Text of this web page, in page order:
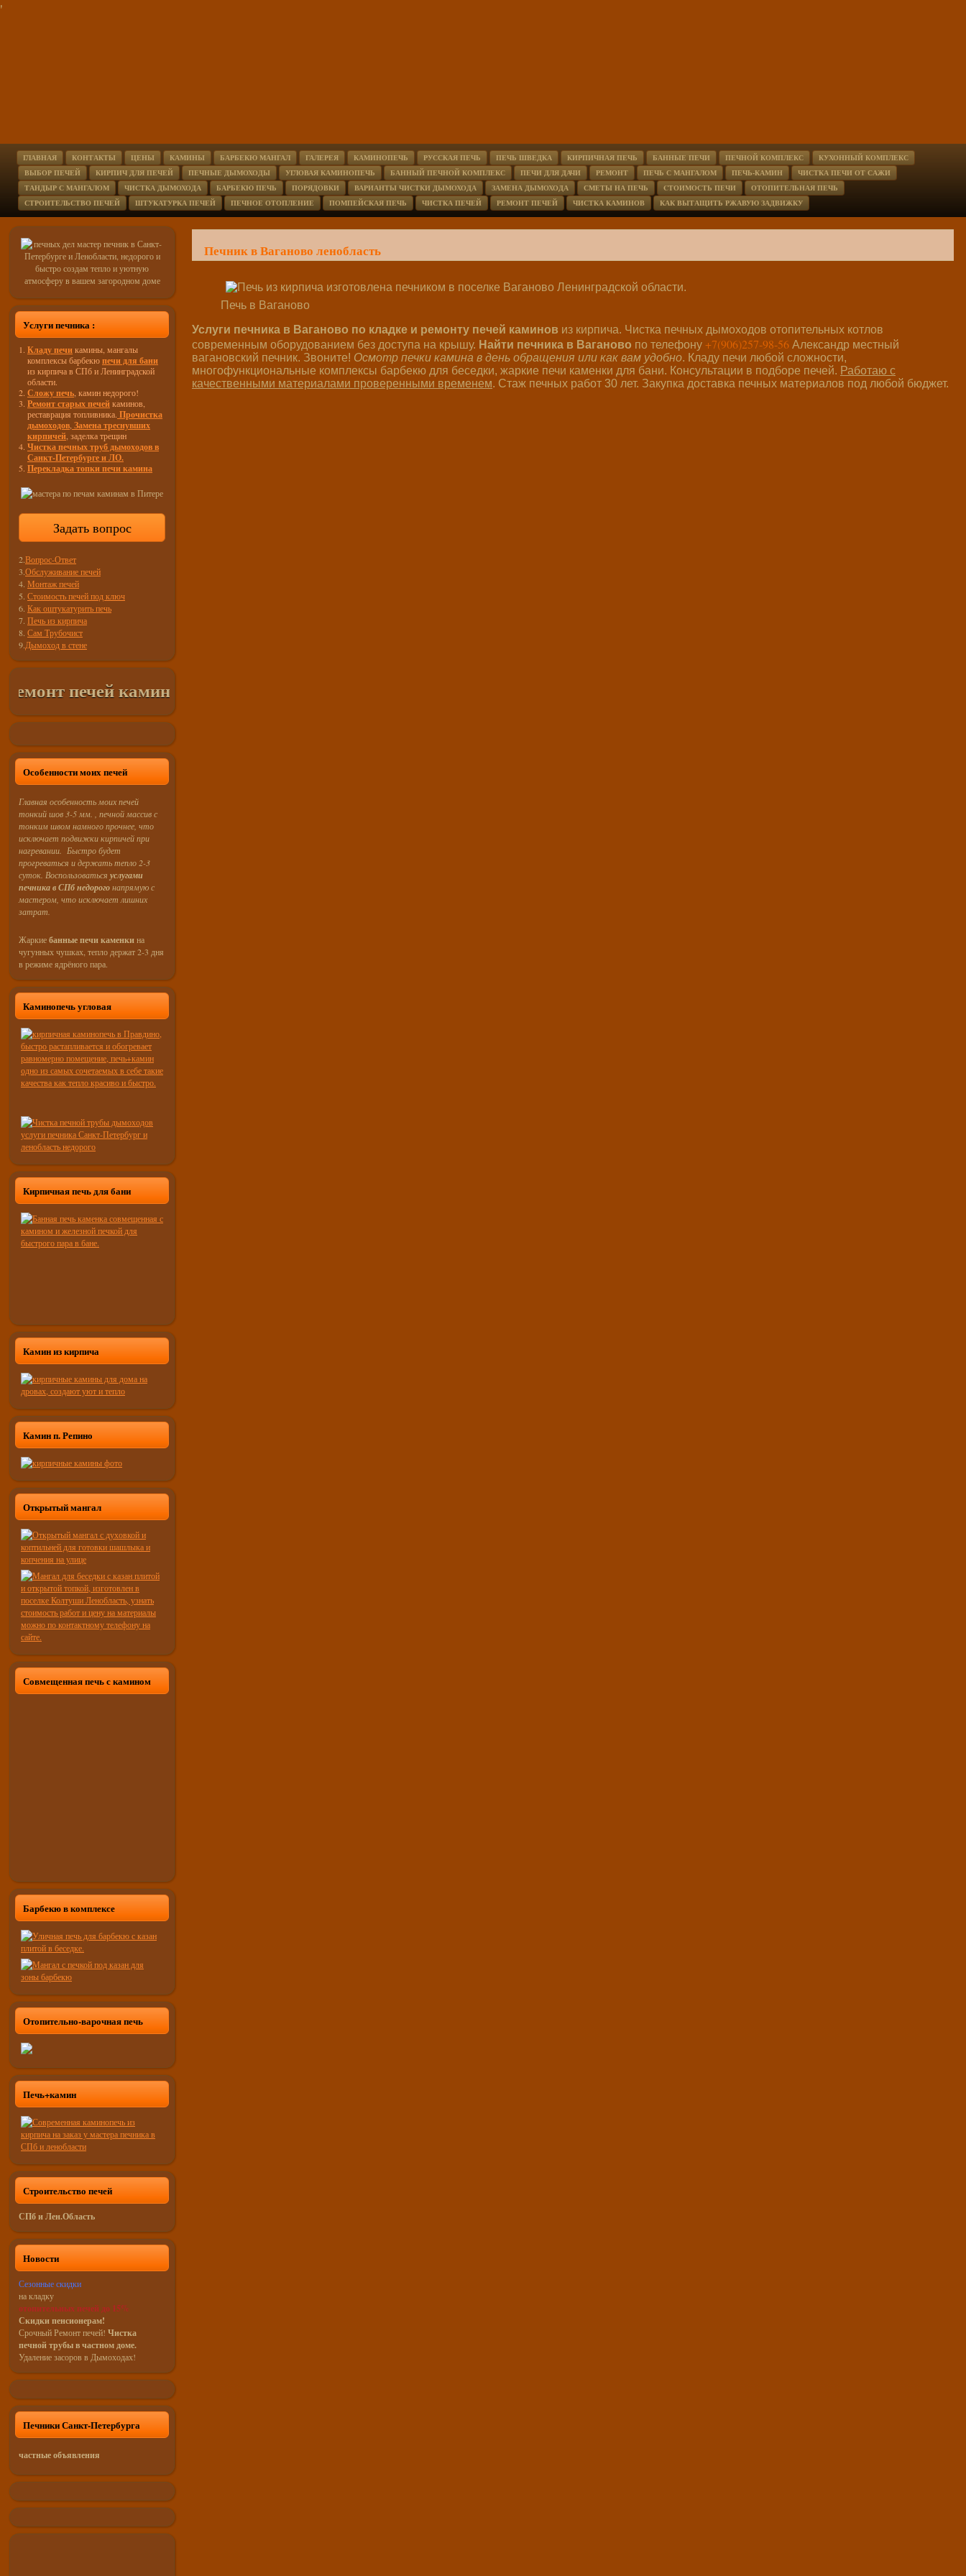
'
ГЛАВНАЯ КОНТАКТЫ ЦЕНЫ КАМИНЫ БАРБЕКЮ МАНГАЛ ГАЛЕРЕЯ КАМИНОПЕЧЬ РУССКАЯ ПЕЧЬ ПЕЧЬ ШВЕДКА КИРПИЧНАЯ ПЕЧЬ БАННЫЕ ПЕЧИ ПЕЧНОЙ КОМПЛЕКС
КУХОННЫЙ КОМПЛЕКС
ВЫБОР ПЕЧЕЙ
КИРПИЧ ДЛЯ ПЕЧЕЙ ПЕЧНЫЕ ДЫМОХОДЫ УГЛОВАЯ КАМИНОПЕЧЬ БАННЫЙ ПЕЧНОЙ КОМПЛЕКС ПЕЧИ ДЛЯ ДАЧИ РЕМОНТ ПЕЧЬ С МАНГАЛОМ ПЕЧЬ-КАМИН
ЧИСТКА ПЕЧИ ОТ САЖИ
ТАНДЫР С МАНГАЛОМ
ЧИСТКА ДЫМОХОДА БАРБЕКЮ ПЕЧЬ ПОРЯДОВКИ ВАРИАНТЫ ЧИСТКИ ДЫМОХОДА ЗАМЕНА ДЫМОХОДА СМЕТЫ НА ПЕЧЬ CТОИМОСТЬ ПЕЧИ
ОТОПИТЕЛЬНАЯ ПЕЧЬ
СТРОИТЕЛЬСТВО ПЕЧЕЙ
ШТУКАТУРКА ПЕЧЕЙ ПЕЧНОЕ ОТОПЛЕНИЕ ПОМПЕЙСКАЯ ПЕЧЬ ЧИСТКА ПЕЧЕЙ РЕМОНТ ПЕЧЕЙ ЧИСТКА КАМИНОВ КАК ВЫТАЩИТЬ РЖАВУЮ ЗАДВИЖКУ
Услуги печника :
Кладу печикамины, мангалы
комплексы барбекюпечи для бани
из кирпича в СПб и Ленинградской
области.
Сложу печь , камин недорого!
Ремонт старых печейкаминов,
реставрация топливника. Прочистка
дымоходов Замена треснувших
кирпичей , заделка трещин
Чистка печных труб дымоходов в
Санкт-Петербурге и ЛО.
Перекладка топки печи камина
Задать вопрос
2.Вопрос-Ответ
3.Обслуживание печей
4. Монтаж печей
5. Стоимость печей под ключ
6. Как оштукатурить печь
7. Печь из кирпича
8. Сам Трубочист
9.Дымоход в стене
печей каминов в СПб и Лен. Области
Особенности моих печей
Главная особенность моих печей
тонкий шов 3-5 мм. , печной массив с
тонким швом намного прочнее, что
исключает подвижки кирпичей при
нагревании. Быстро будет
прогреваться и держать тепло 2-3
суток. Воспользоваться услугами
печника в СПб недорогонапрямую с
мастером, что исключает лишних
затрат.
Жаркиебанные печи каменкина
чугунных чушках, тепло держат 2-3 дня
в режиме ядрёного пара.
Каминопечь угловая
Кирпичная печь для бани
Камин из кирпича
Камин п. Репино
Открытый мангал
Совмещенная печь с камином
Барбекю в комплексе
Отопительно-варочная печь
Печь+камин
Строительство печей
СПб и Лен.Область
Новости
Сезонные скидки
на кладку
отопительных печей до 15%
Скидки пенсионерам!
Срочный Ремонт печей! Чистка
печной трубы в частном доме.
Удаление засоров в Дымоходах!
Печники Санкт-Петербурга
частные объявления
Печник в Ваганово ленобласть
Печь в Ваганово
Услуги печника в Ваганово по кладке и ремонту печей каминов из кирпича. Чистка печных дымоходов отопительных котлов
современным оборудованием без доступа на крышу. Найти печника в Ваганово по телефону +7(906)257-98-56 Александр местный
вагановский печник. Звоните! Осмотр печки камина в день обращения или как вам удобно. Кладу печи любой сложности,
многофункциональные комплексы барбекю для беседки, жаркие печи каменки для бани. Консультации в подборе печей. Работаю с
качественными материалами проверенными временем. Стаж печных работ 30 лет. Закупка доставка печных материалов под любой бюджет.